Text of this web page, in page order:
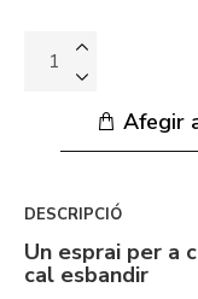
Afegir
DESCRIPCIÓ
Un esprai per a
cal esbandir